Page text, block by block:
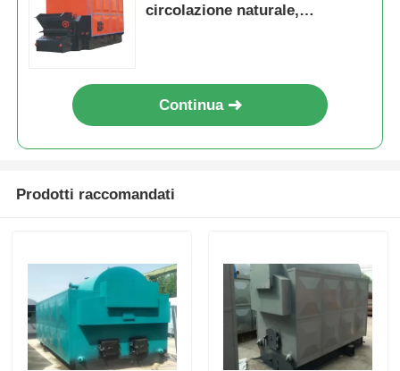
circolazione naturale,
Continua
Prodotti raccomandati